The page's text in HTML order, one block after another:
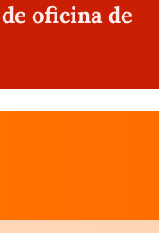
oficina de